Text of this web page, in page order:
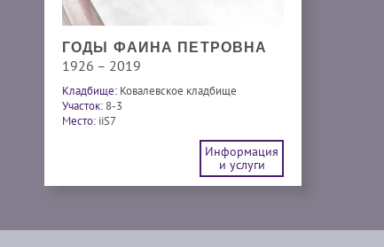
ГОДЫ ФАИНА ПЕТРОВНА
1926 – 2019
Кладбище: Ковалевское кладбище
Участок: 8-3
Место: iiS7
Информация
и услуги